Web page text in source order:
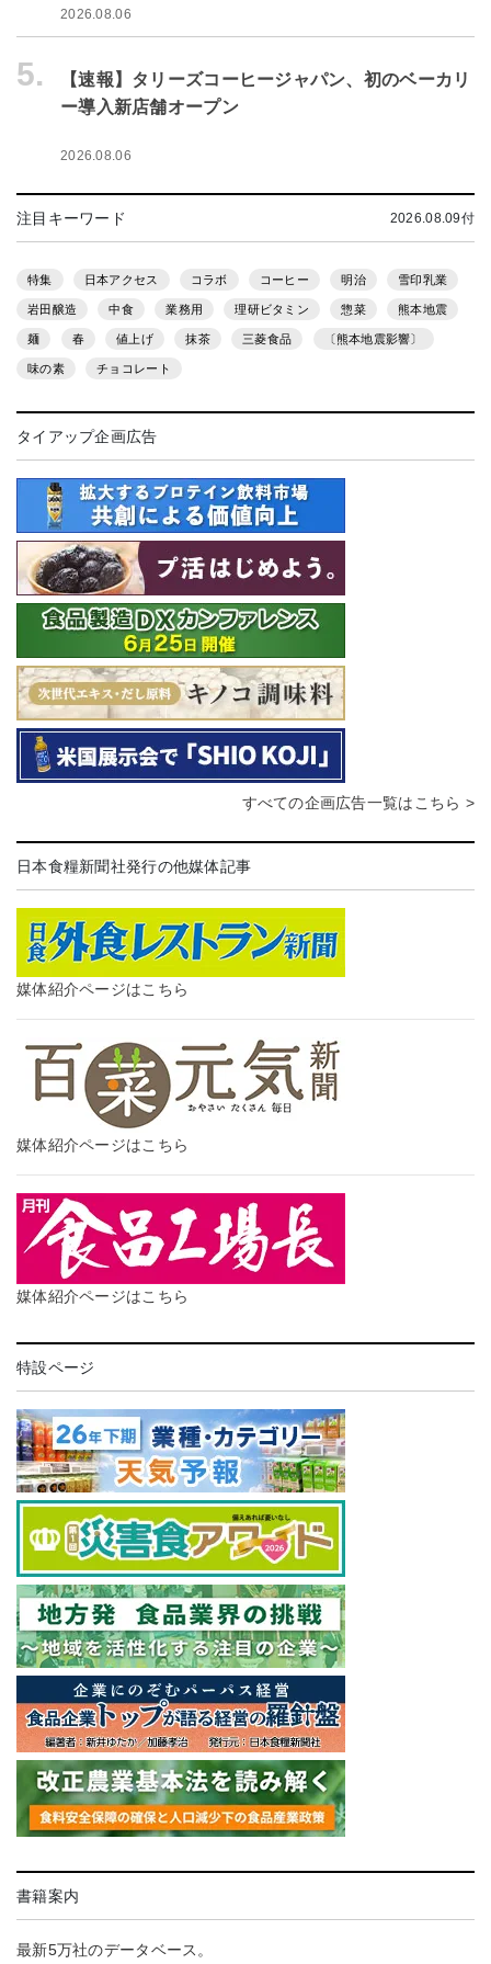
2026.08.06
5.
【速報】タリーズコーヒージャパン、初のベーカリ
ー導入新店舗オープン
2026.08.06
注目キーワード 2026.08.09付
特集 日本アクセス コラボ コーヒー 明治 雪印乳業
岩田醸造 中食 業務用 理研ビタミン 惣菜 熊本地震
麺 春 値上げ 抹茶 三菱食品 〔熊本地震影響〕
味の素 チョコレート
タイアップ企画広告
すべての企画広告一覧はこちら >
日本食糧新聞社発行の他媒体記事
媒体紹介ページはこちら
媒体紹介ページはこちら
媒体紹介ページはこちら
特設ページ
書籍案内
最新5万社のデータベース。